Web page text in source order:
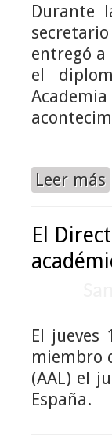
Durante
entregó a
el
Leer más
El
El jueves
miembro
(AAL) el
España.